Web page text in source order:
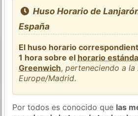
Huso Horario de
España
El huso horario
1 hora sobre el horario
Greenwich,perteneciendo a la
Europe/Madrid.
Por todos es conocido que las